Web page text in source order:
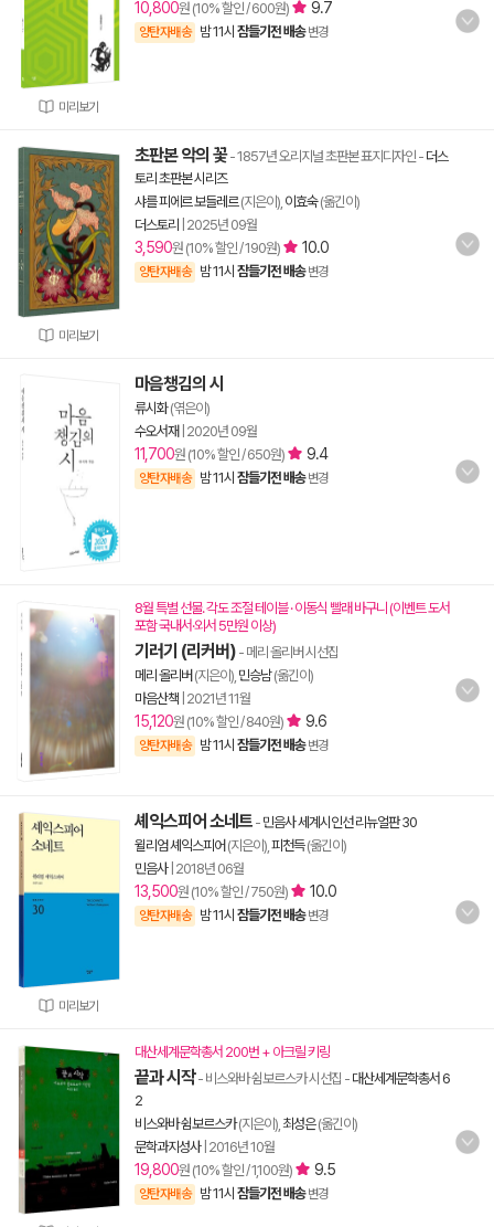
미리보기
10,800원 (10% 할인 / 600원) 9.7
양탄자배송 밤 11시 잠들기전 배송 변경
미리보기
초판본 악의 꽃- 1857년 오리지널 초판본 표지디자인 - 더스
토리 초판본 시리즈
샤를 피에르 보들레르(지은이), 이효숙(옮긴이)
더스토리
2025년 09월
3,590원 (10% 할인 / 190원) 10.0
양탄자배송 밤 11시 잠들기전 배송 변경
마음챙김의 시
류시화(엮은이)
수오서재 2020년 09월
11,700원 (10% 할인 / 650원) 9.4
양탄자배송 밤 11시 잠들기전 배송 변경
8월 특별 선물. 각도 조절 테이블 · 이동식 빨래 바구니 (이벤트 도서
포함 국내서·외서 5만원 이상)
기러기 (리커버) - 메리 올리버 시선집
메리 올리버 (지은이), 민승남(옮긴이)
마음산책 2021년 11월
15,120원 (10% 할인 / 840원) 9.6
양탄자배송 밤 11시 잠들기전 배송 변경
미리보기
셰익스피어 소네트 - 민음사 세계시인선 리뉴얼판 30
윌리엄 셰익스피어 (지은이), 피천득(옮긴이)
민음사| 2018년 06월
13,500원 (10% 할인 / 750원) 10.0
양탄자배송 밤 11시 잠들기전 배송 변경
대산세계문학총서 200번 + 아크릴 키링
끝과 시작- 비스와바 쉼보르스카 시선집 - 대산세계문학총서 6
2
비스와바 쉼보르스카(지은이), 최성은(옮긴이)
문학과지성사| 2016년 10월
19,800원 (10% 할인 / 1,100원) 9.5
양탄자배송 밤 11시 잠들기전 배송 변경